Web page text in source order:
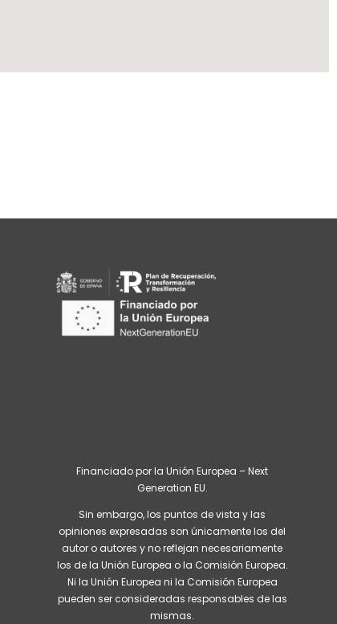
Financiado por la Unión Europea – Next
Generation EU.
Sin embargo, los puntos de vista y las
opiniones expresadas son únicamente los del
autor o autores y no reflejan necesariamente
los de la Unión Europea o la Comisión Europea.
Ni la Unión Europea ni la Comisión Europea
pueden ser consideradas responsables de las
mismas.